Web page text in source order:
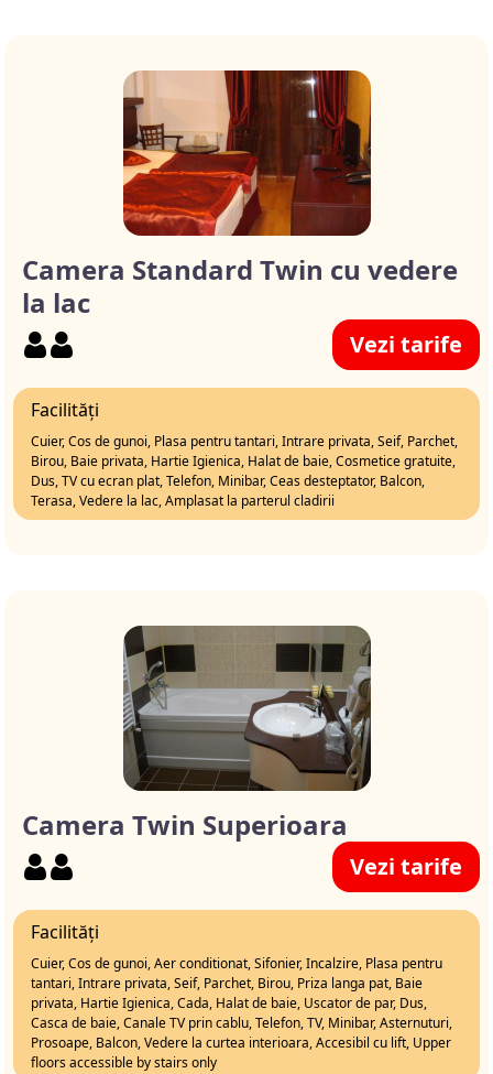
Camera Standard Twin cu vedere
la lac
Vezi tarife
Facilități
Cuier, Cos de gunoi, Plasa pentru tantari, Intrare privata, Seif, Parchet,
Birou, Baie privata, Hartie Igienica, Halat de baie, Cosmetice gratuite,
Dus, TV cu ecran plat, Telefon, Minibar, Ceas desteptator, Balcon,
Terasa, Vedere la lac, Amplasat la parterul cladirii
Camera Twin Superioara
Vezi tarife
Facilități
Cuier, Cos de gunoi, Aer conditionat, Sifonier, Incalzire, Plasa pentru
tantari, Intrare privata, Seif, Parchet, Birou, Priza langa pat, Baie
privata, Hartie Igienica, Cada, Halat de baie, Uscator de par, Dus,
Casca de baie, Canale TV prin cablu, Telefon, TV, Minibar, Asternuturi,
Prosoape, Balcon, Vedere la curtea interioara, Accesibil cu lift, Upper
floors accessible by stairs only